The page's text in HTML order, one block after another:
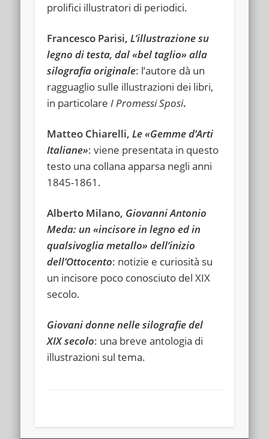
prolifici illustratori di periodici.
Francesco Parisi, L’illustrazione su
legno di testa, dal «bel taglio» alla
silografia originale: l’autore dà un
ragguaglio sulle illustrazioni dei libri,
in particolareI Promessi Sposi.
Matteo Chiarelli,Le «Gemme d’Arti
Italiane»: viene presentata in questo
testo una collana apparsa negli anni
1845-1861.
Alberto Milano, Giovanni Antonio
Meda: un «incisore in legno ed in
qualsivoglia metallo» dell’inizio
dell’Ottocento: notizie e curiosità su
un incisore poco conosciuto del XIX
secolo.
Giovani donne nelle silografie del
XIX secolo: una breve antologia di
illustrazioni sul tema.